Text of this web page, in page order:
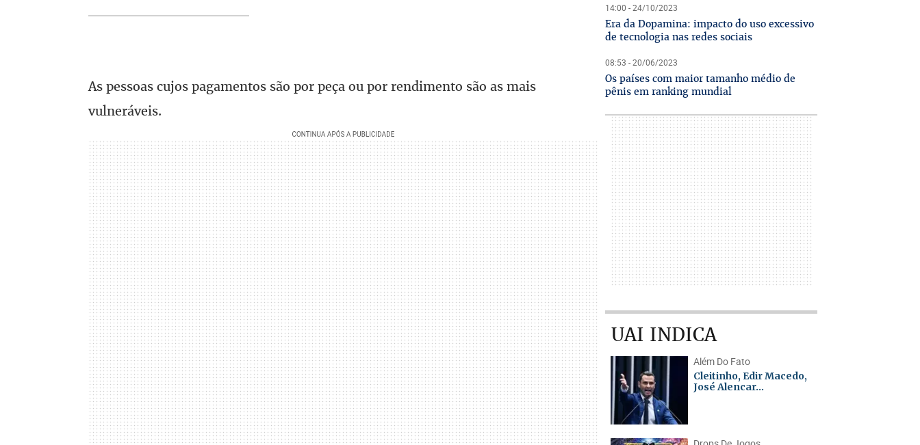
As pessoas cujos pagamentos são por peça ou por rendimento são as mais
vulneráveis.
14:00 - 24/10/2023
Era da Dopamina: impacto do uso excessivo
de tecnologia nas redes sociais
08:53 - 20/06/2023
Os países com maior tamanho médio de
pênis em ranking mundial
UAI INDICA
Além Do Fato
Cleitinho, Edir Macedo,
José Alencar...